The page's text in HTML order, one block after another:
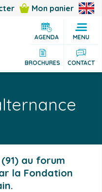
Mon panier
MENU
AGENDA
BROCHURES CONTACT
(91) au forum
la Fondation